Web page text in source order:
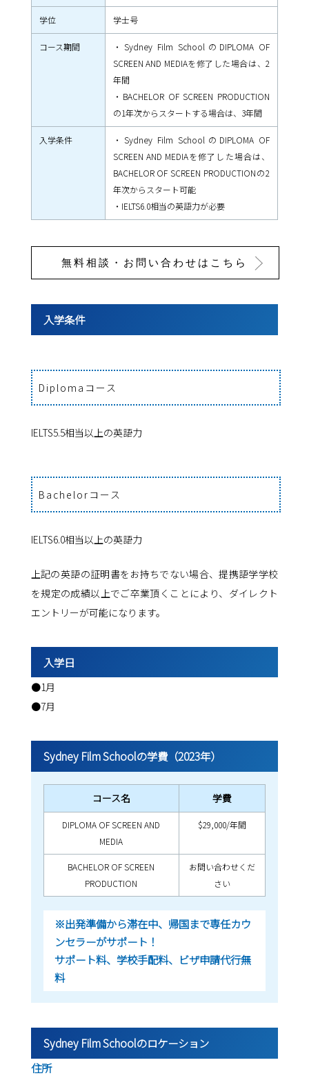
学位 学士号
コース期間
・Sydney Film SchoolのDIPLOMA OF
SCREEN AND MEDIAを修了した場合は、2
年間
・BACHELOR OF SCREEN PRODUCTION
の1年次からスタートする場合は、3年間
入学条件
・Sydney Film SchoolのDIPLOMA OF
SCREEN AND MEDIAを修了した場合は、
BACHELOR OF SCREEN PRODUCTIONの2
年次からスタート可能
・IELTS6.0相当の英語力が必要
無料相談・お問い合わせはこちら
入学条件
Diplomaコース
IELTS5.5相当以上の英語力
Bachelorコース
IELTS6.0相当以上の英語力
上記の英語の証明書をお持ちでない場合、提携語学学校
を規定の成績以上でご卒業頂くことにより、ダイレクト
エントリーが可能になります。
入学日
●1月
●7月
Sydney Film Schoolの学費（2023年）
コース名 学費
DIPLOMA OF SCREEN AND
MEDIA
$29,000/年間
BACHELOR OF SCREEN
PRODUCTION
お問い合わせくだ
さい
※出発準備から滞在中、帰国まで専任カウ
ンセラーがサポート！
サポート料、学校手配料、ビザ申請代行無
料
Sydney Film Schoolのロケーション
住所